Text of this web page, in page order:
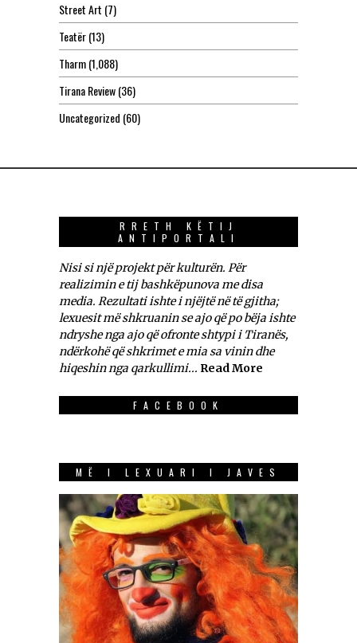
Street Art (7)
Teatër(13)
Tharm(1,088)
Tirana Review(36)
Uncategorized (60)
RRETH KËTIJ
ANTIPORTALI
Nisi si një projekt për kulturën. Për
realizimin e tij bashkëpunova me disa
media. Rezultati ishte i njëjtë në të gjitha;
lexuesit më shkruanin se ajo që po bëja ishte
ndryshe nga ajo që ofronte shtypi i Tiranës,
ndërkohë që shkrimet e mia sa vinin dhe
hiqeshin nga qarkullimi... Read More
FACEBOOK
MË I LEXUARI I JAVES